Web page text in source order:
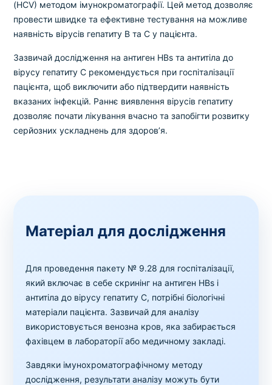
(HCV) методом імунокроматографії. Цей метод дозволяє
провести швидке та ефективне тестування на можливе
наявність вірусів гепатиту B та C у пацієнта.
Зазвичай дослідження на антиген HBs та антитіла до
вірусу гепатиту C рекомендується при госпіталізації
пацієнта, щоб виключити або підтвердити наявність
вказаних інфекцій. Раннє виявлення вірусів гепатиту
дозволяє почати лікування вчасно та запобігти розвитку
серйозних ускладнень для здоров’я.
Матеріал для дослідження
Для проведення пакету № 9.28 для госпіталізації,
який включає в себе скринінг на антиген HBs і
антитіла до вірусу гепатиту C, потрібні біологічні
матеріали пацієнта. Зазвичай для аналізу
використовується венозна кров, яка забирається
фахівцем в лабораторії або медичному закладі.
Завдяки імунохроматографічному методу
дослідження, результати аналізу можуть бути